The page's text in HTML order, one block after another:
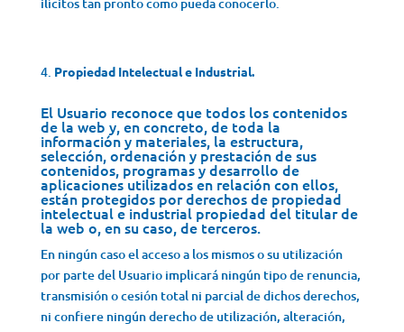
Propiedad Intelectual e Industrial.
El Usuario reconoce que todos los contenidos
de la web y, en concreto, de toda la
información y materiales, la estructura,
selección, ordenación y prestación de sus
contenidos, programas y desarrollo de
aplicaciones utilizados en relación con ellos,
están protegidos por derechos de propiedad
intelectual e industrial propiedad del titular de
la web o, en su caso, de terceros.
En ningún caso el acceso a los mismos o su utilización
por parte del Usuario implicará ningún tipo de renuncia,
transmisión o cesión total ni parcial de dichos derechos,
ni confiere ningún derecho de utilización, alteración,